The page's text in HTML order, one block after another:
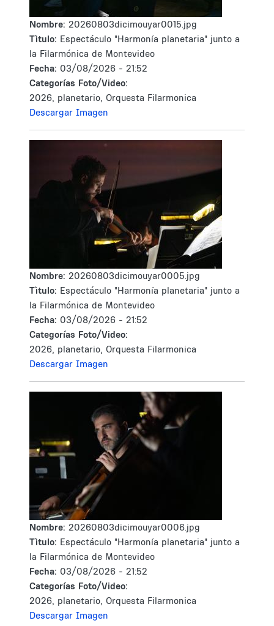
Nombre: 20260803dicimouyar0015.jpg
Tìtulo: Espectáculo "Harmonía planetaria" junto a
la Filarmónica de Montevideo
Fecha: 03/08/2026 - 21:52
Categorías Foto/Video:
2026, planetario, Orquesta Filarmonica
Descargar Imagen
Nombre: 20260803dicimouyar0005.jpg
Tìtulo: Espectáculo "Harmonía planetaria" junto a
la Filarmónica de Montevideo
Fecha: 03/08/2026 - 21:52
Categorías Foto/Video:
2026, planetario, Orquesta Filarmonica
Descargar Imagen
Nombre: 20260803dicimouyar0006.jpg
Tìtulo: Espectáculo "Harmonía planetaria" junto a
la Filarmónica de Montevideo
Fecha: 03/08/2026 - 21:52
Categorías Foto/Video:
2026, planetario, Orquesta Filarmonica
Descargar Imagen